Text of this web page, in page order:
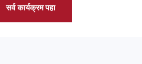
सर्व कार्यक्रम पहा